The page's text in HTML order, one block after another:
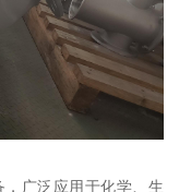
广泛应用于化学、生